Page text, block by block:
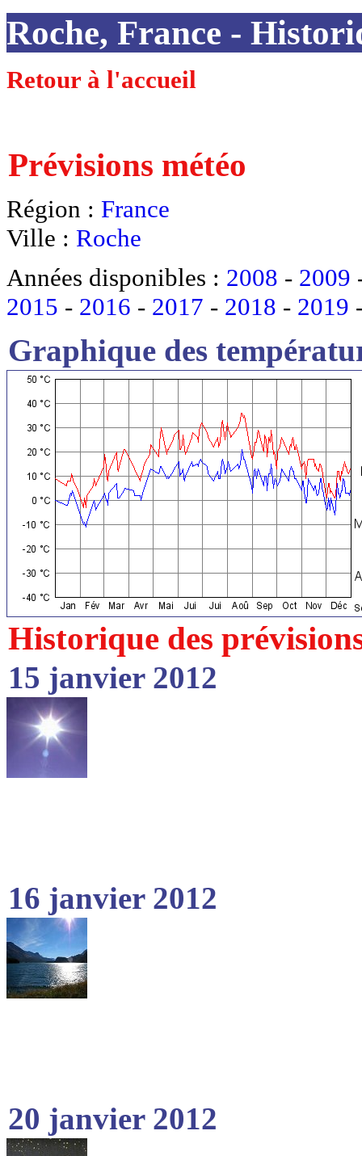
Roche, France -
Retour à l'accueil
Prévisions météo
Région : France
Ville : Roche
Années disponibles : 2008 - 2009
2015 - 2016 - 2017 - 2018 - 2019
Graphique des
Historique des
15 janvier 2012
16 janvier 2012
20 janvier 2012